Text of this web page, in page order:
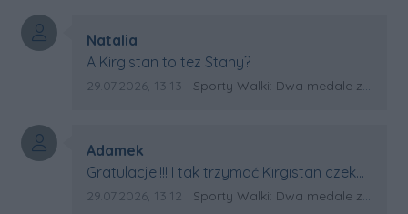
Autor komentarza:
Natalia
Treść komentarza:
A Kirgistan to tez Stany?
Data dodania komentarza:
29.07.2026, 13:13 Źródło komentarza:
Sporty Walki: Dwa medale za oceanem
Autor komentarza:
Adamek
Treść komentarza:
Gratulacje!!!! I tak trzymać Kirgistan czeka
na powtórkę z USA a może i złote medale.
Data dodania komentarza:
29.07.2026, 13:12 Źródło komentarza:
Sporty Walki: Dwa medale za oceanem